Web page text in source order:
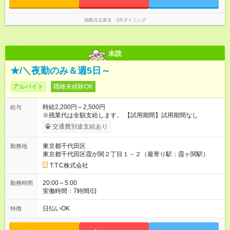
掲載元企業名 DKダイニング
未読
★/＼夜勤のみ＆週5日～
アルバイト 職種未経験OK
給与
時給2,200円～2,500円
※残業代は全額支給します。 【試用期間】試用期間なし
交通費別途支給あり
勤務地
東京都千代田区
東京都千代田区霞が関２丁目１－２（最寄り駅：霞ヶ関駅）
T.T.C株式会社
勤務時間
20:00～5:00
実働時間：7時間/日
特徴 日払いOK